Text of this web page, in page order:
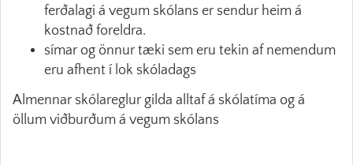
ferðalagi á vegum skólans er sendur heim á
kostnað foreldra.
símar og önnur tæki sem eru tekin af nemendum
eru afhent í lok skóladags
Almennar skólareglur gilda alltaf á skólatíma og á
öllum viðburðum á vegum skólans